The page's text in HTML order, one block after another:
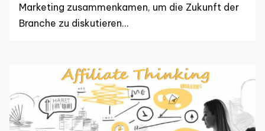
Marketing zusammenkamen, um die Zukunft der
Branche zu diskutieren…